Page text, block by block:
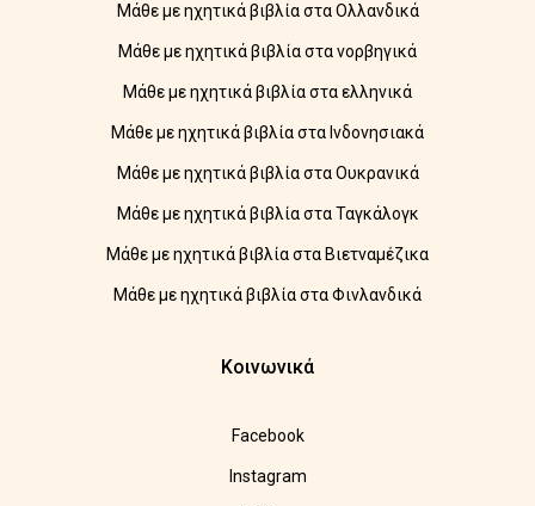
Μάθε με ηχητικά βιβλία στα Ολλανδικά
Μάθε με ηχητικά βιβλία στα νορβηγικά
Μάθε με ηχητικά βιβλία στα ελληνικά
Μάθε με ηχητικά βιβλία στα Ινδονησιακά
Μάθε με ηχητικά βιβλία στα Ουκρανικά
Μάθε με ηχητικά βιβλία στα Ταγκάλογκ
Μάθε με ηχητικά βιβλία στα Βιετναμέζικα
Μάθε με ηχητικά βιβλία στα Φινλανδικά
Κοινωνικά
Facebook
Instagram